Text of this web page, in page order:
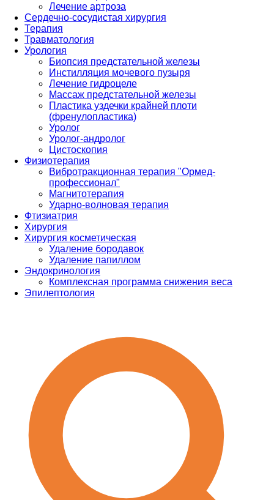
Лечение артроза
Сердечно-сосудистая хирургия
Терапия
Травматология
Урология
Биопсия предстательной железы
Инстилляция мочевого пузыря
Лечение гидроцеле
Массаж предстательной железы
Пластика уздечки крайней плоти
(френулопластика)
Уролог
Уролог-андролог
Цистоскопия
Физиотерапия
Вибротракционная терапия "Ормед-
профессионал"
Магнитотерапия
Ударно-волновая терапия
Фтизиатрия
Хирургия
Хирургия косметическая
Удаление бородавок
Удаление папиллом
Эндокринология
Комплексная программа снижения веса
Эпилептология